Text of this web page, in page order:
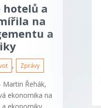
hotelů a
na
a
, Zprávy
Martin Řehák,
ekonomika na
ekonomiky